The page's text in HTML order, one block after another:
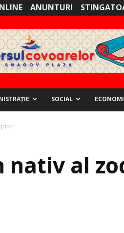
ANUNTURI
SOCIAL
nativ al